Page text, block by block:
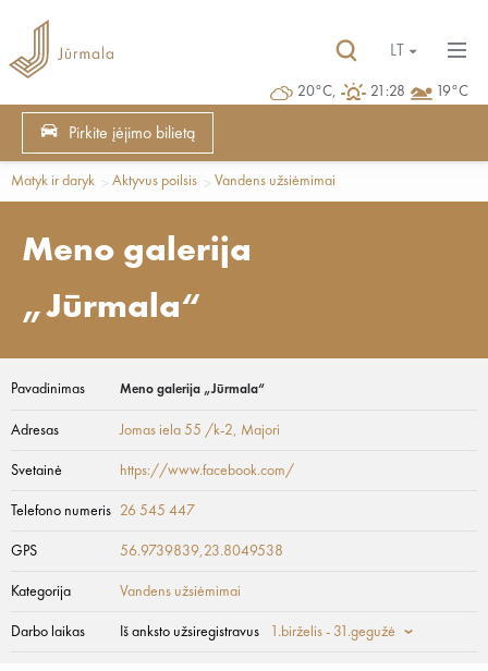
20°C, 21:28 19°C
LT
Pirkite įėjimo bilietą
Matyk ir daryk Aktyvus poilsis Vandens užsiėmimai
Meno galerija
„Jūrmala“
Pavadinimas Meno galerija „Jūrmala“
Adresas Jomas iela 55 /k-2, Majori
Svetainė https://www.facebook.com/
Telefono numeris 26 545 447
GPS 56.9739839,23.8049538
Kategorija Vandens užsiėmimai
Darbo laikas Iš anksto užsiregistravus 1.birželis - 31.gegužė